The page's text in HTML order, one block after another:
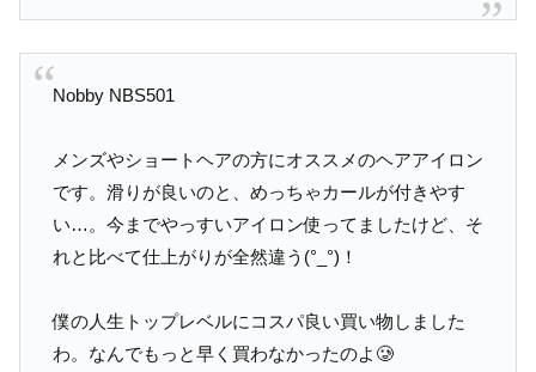
Nobby NBS501
メンズやショートヘアの方にオススメのヘアアイロン
です。滑りが良いのと、めっちゃカールが付きやす
い…。今までやっすいアイロン使ってましたけど、そ
れと比べて仕上がりが全然違う(°_°)！
僕の人生トップレベルにコスパ良い買い物しました
わ。なんでもっと早く買わなかったのよ🥲